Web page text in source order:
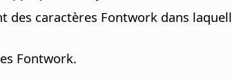
des caractères Fontwork dans
Fontwork.